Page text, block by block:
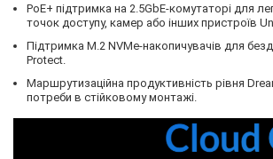
PoE+ підтримка на 2.5GbE-комутаторі для
точок доступу, камер або інших пристроїв
Підтримка M.2 NVMe-накопичувачів для
Protect.
Маршрутизаційна продуктивність рівня
потреби в стійковому монтажі.